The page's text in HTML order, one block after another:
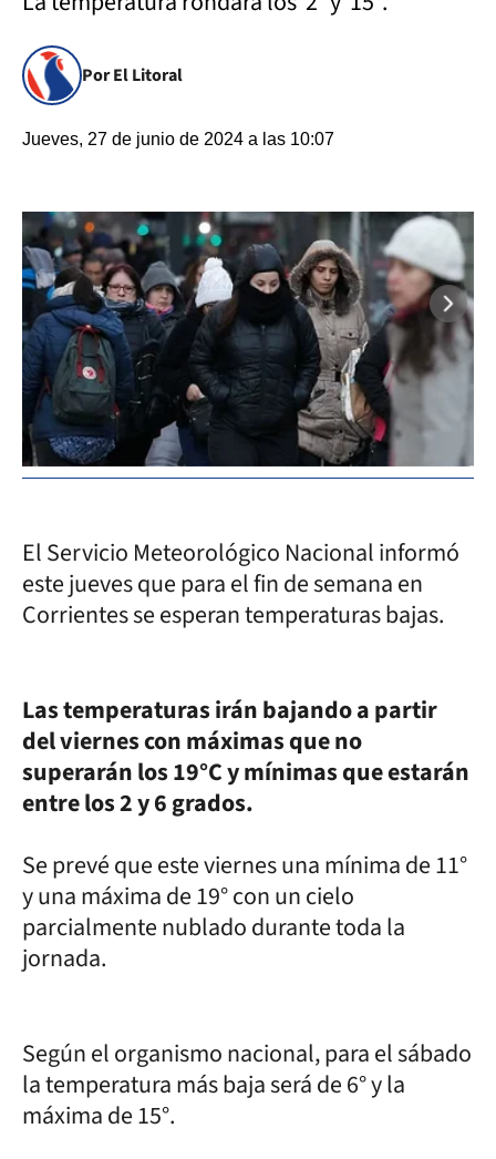
Por El Litoral
Jueves, 27 de junio de 2024 a las 10:07
El Servicio Meteorológico Nacional informó
este jueves que para el fin de semana en
Corrientes se esperan temperaturas bajas.
Las temperaturas irán bajando a partir
del viernes con máximas que no
superarán los 19°C y mínimas que estarán
entre los 2 y 6 grados.
Se prevé que este viernes una mínima de 11°
y una máxima de 19° con un cielo
parcialmente nublado durante toda la
jornada.
Según el organismo nacional, para el sábado
la temperatura más baja será de 6° y la
máxima de 15°.